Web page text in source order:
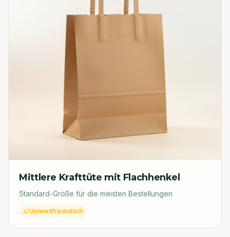
Mittlere Krafttüte mit Flachhenkel
Standard-Größe für die meisten Bestellungen
Umweltfreundlich